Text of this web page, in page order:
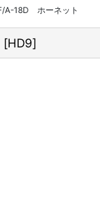
18D ホーネット
[HD9]